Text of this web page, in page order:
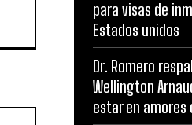
para visas de
Estados unidos
Dr. Romero
Wellington
estar en amores